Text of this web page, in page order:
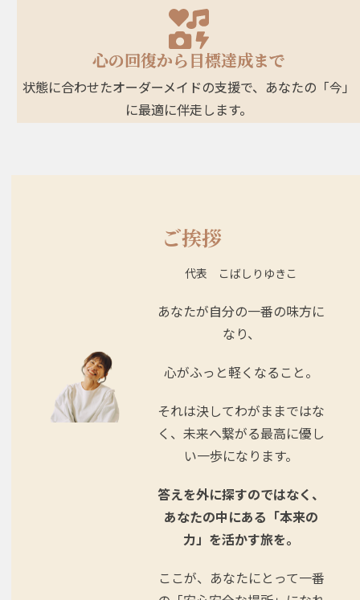
心の回復から目標達成まで
状態に合わせたオーダーメイドの支援で、あなたの「今」
に最適に伴走します。
ご挨拶
代表 こばしりゆきこ
あなたが自分の一番の味方に
なり、
心がふっと軽くなること。
それは決してわがままではな
く、未来へ繋がる最高に優し
い一歩になります。
答えを外に探すのではなく、
あなたの中にある「本来の
力」を活かす旅を。
ここが、あなたにとって一番